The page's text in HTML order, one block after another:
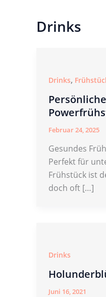
Drinks
Drinks,
Februar 24, 2025
Gesundes
Perfekt für
Frühstück ist
doch oft […]
Drinks
Juni 16, 2021